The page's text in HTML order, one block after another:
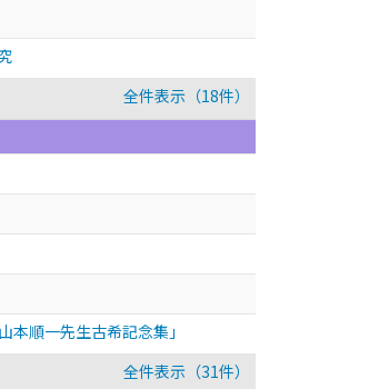
全件表示（18件）
順一先生古希記念集」
全件表示（31件）